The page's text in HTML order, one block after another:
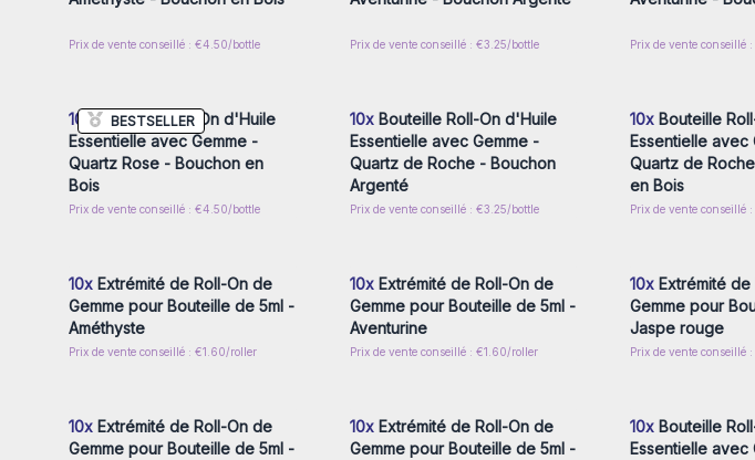
Prix de vente conseillé : €4.50/bottle Prix de vente conseillé : €3.25/bottle Prix de vente conseillé
BESTSELLER
Connectez-vous ou inscrivez-
10xBouteille Roll-On d'Huile
Essentielle avec Gemme -
Quartz Rose - Bouchon en
Bois
Prix de vente conseillé : €4.50/bottle
Connectez-vous ou inscrivez-
10xBouteille Roll-On d'Huile
Essentielle avec Gemme -
Quartz de Roche - Bouchon
Argenté
Prix de vente conseillé : €3.25/bottle
Connectez-vous
10x Bouteille
Essentielle avec
Quartz de
en Bois
Prix de vente conseillé
Connectez-vous ou inscrivez-
10x Extrémité de Roll-On de
Gemme pour Bouteille de 5ml -
Améthyste
Prix de vente conseillé : €1.60/roller
Connectez-vous ou inscrivez-
10xExtrémité de Roll-On de
Gemme pour Bouteille de 5ml -
Aventurine
Prix de vente conseillé : €1.60/roller
Connectez-vous
10x Extrémité
Gemme pour
Jaspe rouge
Prix de vente conseillé
Connectez-vous ou inscrivez-
10x Extrémité de Roll-On de
Gemme pour Bouteille de 5ml -
Connectez-vous ou inscrivez-
10xExtrémité de Roll-On de
Gemme pour Bouteille de 5ml -
Connectez-vous
10x Bouteille
Essentielle avec